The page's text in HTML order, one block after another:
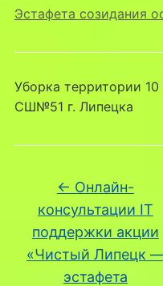
Эстафета созидания
Уборка территории
СШ№51 г. Липецка
← Онлайн-
консультации IT
поддержки акции
«Чистый Липецк
эстафета